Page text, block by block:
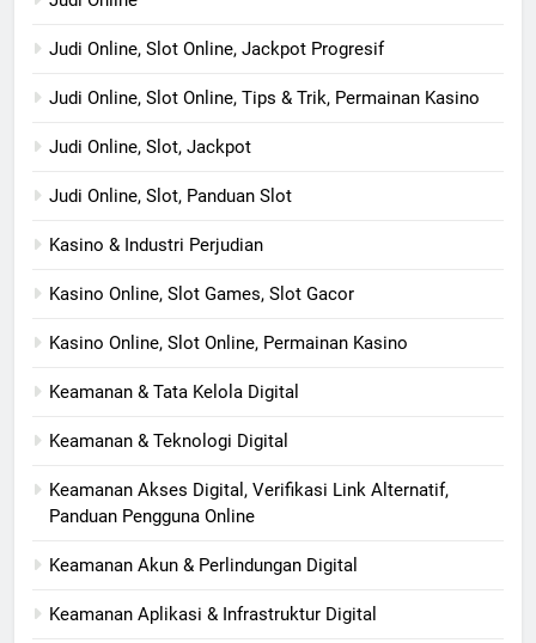
Judi Online, Slot Online, Jackpot Progresif
Judi Online, Slot Online, Tips & Trik, Permainan Kasino
Judi Online, Slot, Jackpot
Judi Online, Slot, Panduan Slot
Kasino & Industri Perjudian
Kasino Online, Slot Games, Slot Gacor
Kasino Online, Slot Online, Permainan Kasino
Keamanan & Tata Kelola Digital
Keamanan & Teknologi Digital
Keamanan Akses Digital, Verifikasi Link Alternatif,
Panduan Pengguna Online
Keamanan Akun & Perlindungan Digital
Keamanan Aplikasi & Infrastruktur Digital